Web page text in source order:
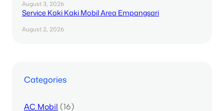
August 3, 2026
Service Kaki Kaki Mobil Area Empangsari
August 2, 2026
Categories
AC Mobil (16)